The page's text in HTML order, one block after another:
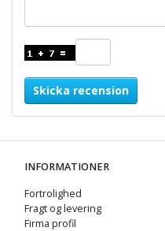
Skicka recension
INFORMATIONER
Fortrolighed
Fragt og levering
Firma profil